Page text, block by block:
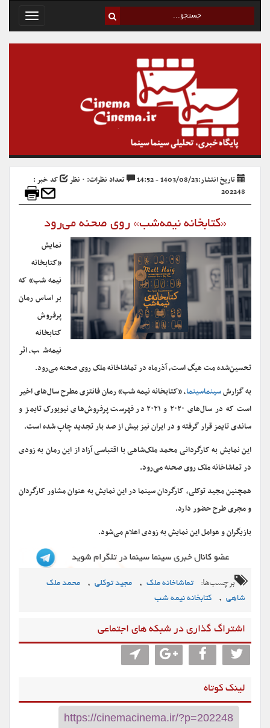
Toggle
تاریخ انتشار:1403/08/23 - 14:52 تعداد نظرات: ۰ نظر
کد خبر :
202248
«کتابخانه نیمه‌شب» روی صحنه می‌رود
نمایش
«کتابخانه
نیمه شب» که
بر اساس رمان
پرفروش
کتابخانه
نیمه‌شب، اثر
تحسین‌شده مت هیگ است، آذرماه در تماشاخانه ملک روی صحنه می‌رود.
به گزارشسینماسینما، «کتابخانه نیمه شب» رمان فانتزی مطرح سال‌های اخیر
است که در سال‌های ۲۰۲۰ و ۲۰۲۱ در فهرست پرفروش‌های نیویورک تایمز و
ساندی تایمز قرار گرفته و در ایران نیز بیش از صد بار تجدید چاپ شده است.
این نمایش به کارگردانی محمد ملک‌شاهی با اقتباسی آزاد از این رمان به زودی
در تماشاخانه ملک روی صحنه می‌رود.
همچنین مجید توکلی، کارگردان سینما در این نمایش به عنوان مشاور کارگردان
و مجری طرح حضور دارد.
بازیگران و عوامل این نمایش به زودی اعلام می‌شود.
برچسب‌ها: تماشاخانه ملک , مجید توکلی ,
محمد ملک
شاهی , کتابخانه نیمه شب
اشتراگ گذاری در شبکه های اجتماعی
لینک کوتاه